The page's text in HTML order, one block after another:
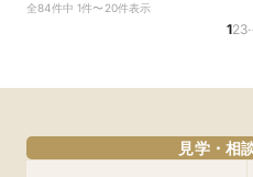
8/28
始める相談会フェア
フェア
8/28
ジナルＷＤ相談会
フェア
8/28
１日で完結！
フェア
全84件中 1件〜20件表示
123
見学・相